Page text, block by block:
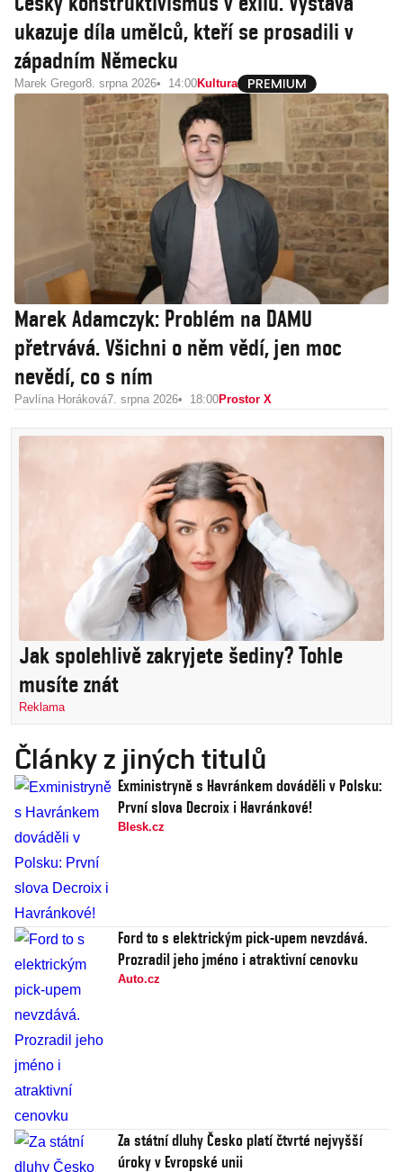
ukazuje díla umělců, kteří se prosadili v
západním Německu
Marek Gregor8. srpna 2026 14:00Kultura
Marek Adamczyk: Problém na DAMU
přetrvává. Všichni o něm vědí, jen moc
nevědí, co s ním
Pavlína Horáková7. srpna 2026 18:00Prostor X
Jak spolehlivě zakryjete šediny? Tohle
musíte znát
Reklama
Články z jiných titulů
Exministryně s Havránkem dováděli v Polsku:
První slova Decroix i Havránkové!
Blesk.cz
Ford to s elektrickým pick-upem nevzdává.
Prozradil jeho jméno i atraktivní cenovku
Auto.cz
Za státní dluhy Česko platí čtvrté nejvyšší
úroky v Evropské unii